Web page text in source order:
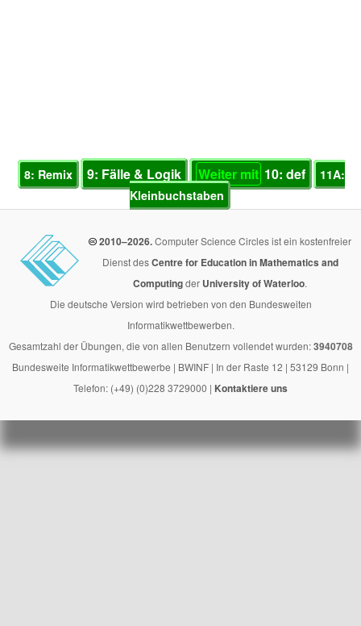
8: Remix 9: Fälle & Logik Weiter mit 10: def
11A:
Kleinbuchstaben
2010–2026.Computer Science Circles ist ein kostenfreier
Dienst desCentre for Education in Mathematics and
Computingder University of Waterloo.
Die deutsche Version wird betrieben von den Bundesweiten
Informatikwettbewerben.
Gesamtzahl der Übungen, die von allen Benutzern vollendet wurden:3940708
Bundesweite Informatikwettbewerbe | BWINF | In der Raste 12 | 53129 Bonn |
Telefon: (+49) (0)228 3729000 | Kontaktiere uns